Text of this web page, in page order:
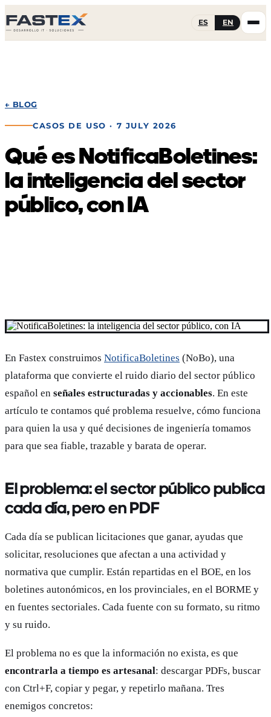
ES EN
← BLOG
CASOS DE USO · 7 JULY 2026
Qué es NotificaBoletines:
la inteligencia del sector
público, con IA
En Fastex construimos NotificaBoletines (NoBo), una
plataforma que convierte el ruido diario del sector público
español en señales estructuradas y accionables. En este
artículo te contamos qué problema resuelve, cómo funciona
para quien la usa y qué decisiones de ingeniería tomamos
para que sea fiable, trazable y barata de operar.
El problema: el sector público publica
cada día, pero en PDF
Cada día se publican licitaciones que ganar, ayudas que
solicitar, resoluciones que afectan a una actividad y
normativa que cumplir. Están repartidas en el BOE, en los
boletines autonómicos, en los provinciales, en el BORME y
en fuentes sectoriales. Cada fuente con su formato, su ritmo
y su ruido.
El problema no es que la información no exista, es que
encontrarla a tiempo es artesanal: descargar PDFs, buscar
con Ctrl+F, copiar y pegar, y repetirlo mañana. Tres
enemigos concretos: